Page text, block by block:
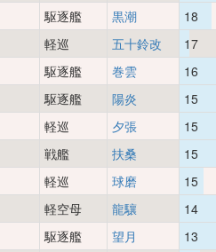
駆逐艦 黒潮 18
軽巡 五十鈴改 17
駆逐艦 巻雲 16
駆逐艦 陽炎 15
軽巡 夕張 15
戦艦 扶桑 15
軽巡 球磨 15
軽空母 龍驤 14
駆逐艦 望月 13